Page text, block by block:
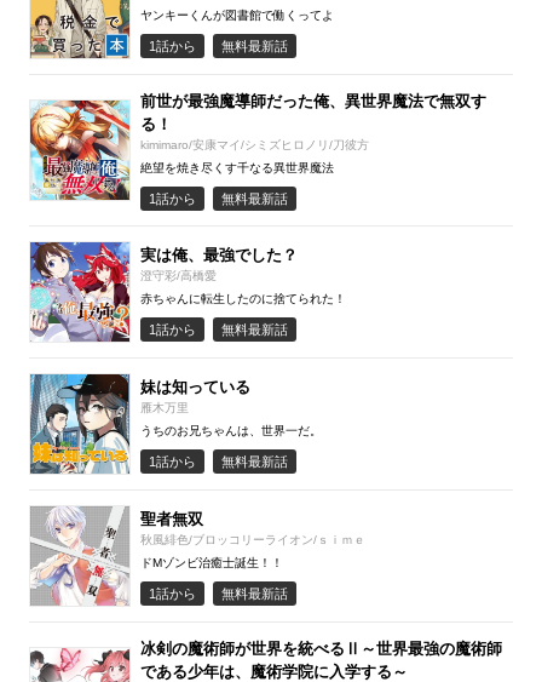
ヤンキーくんが図書館で働くってよ
1話から 無料最新話
前世が最強魔導師だった俺、異世界魔法で無双す
る！
kimimaro/安康マイ/シミズヒロノリ/刀彼方
絶望を焼き尽くす千なる異世界魔法
1話から 無料最新話
実は俺、最強でした？
澄守彩/高橋愛
赤ちゃんに転生したのに捨てられた！
1話から 無料最新話
妹は知っている
雁木万里
うちのお兄ちゃんは、世界一だ。
1話から 無料最新話
聖者無双
秋風緋色/ブロッコリーライオン/ｓｉｍｅ
ドMゾンビ治癒士誕生！！
1話から 無料最新話
冰剣の魔術師が世界を統べるⅡ～世界最強の魔術師
である少年は、魔術学院に入学する～